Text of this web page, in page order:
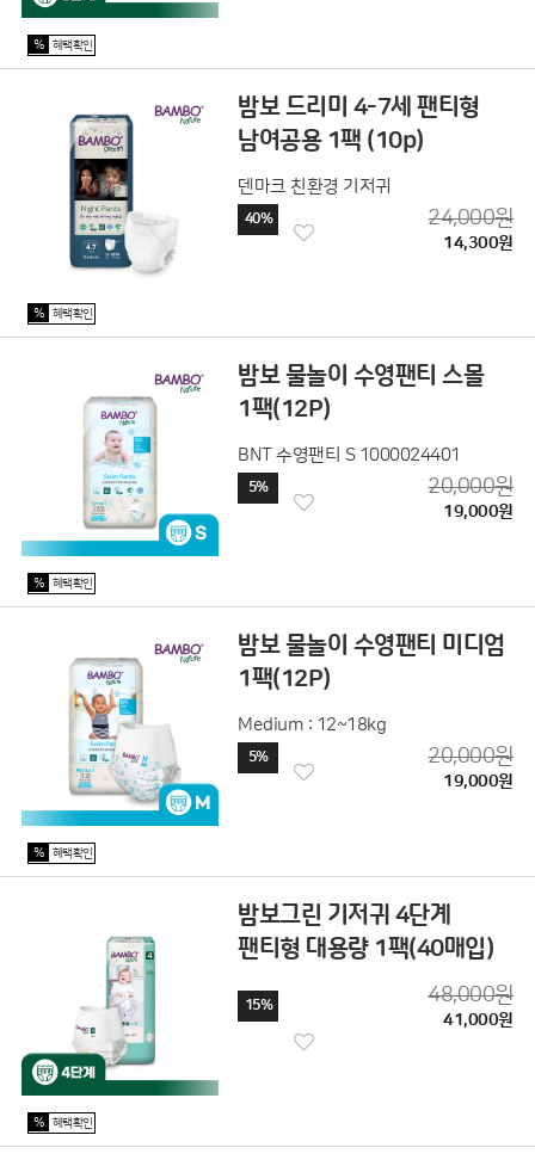
% 혜택확인
밤보 드리미 4-7세 팬티형
남여공용 1팩 (10p)
덴마크 친환경 기저귀
40% 24,000원
14,300원
% 혜택확인
밤보 물놀이 수영팬티 스몰
1팩(12P)
BNT 수영팬티 S 1000024401
5% 20,000원
19,000원
% 혜택확인
밤보 물놀이 수영팬티 미디엄
1팩(12P)
Medium : 12~18kg
5% 20,000원
19,000원
% 혜택확인
밤보그린 기저귀 4단계
팬티형 대용량 1팩(40매입)
15% 48,000원
41,000원
% 혜택확인